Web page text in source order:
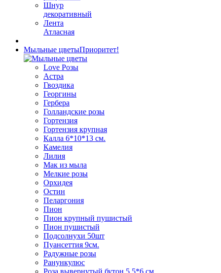
Шнур
декоративный
Лента
Атласная
Мыльные цветыПриоритет!
Love Розы
Астра
Гвоздика
Георгины
Гербера
Голландские розы
Гортензия
Гортензия крупная
Калла 6*10*13 см.
Камелия
Лилия
Мак из мыла
Мелкие розы
Орхидея
Остин
Пеларгония
Пион
Пион крупный пушистый
Пион пушистый
Подсолнухи 50шт
Пуансеттия 9см.
Радужные розы
Ранункулюс
Роза вывернутый бутон 5,5*6 см.